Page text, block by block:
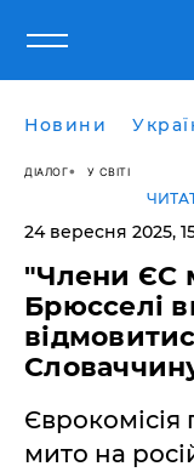
Новини
ДІАЛОГ У СВІТІ
24 вересня 2025,
"Члени ЄС
Брюсселі
мито на